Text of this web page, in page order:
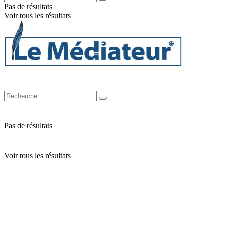
Pas de résultats
Voir tous les résultats
Pas de résultats
Voir tous les résultats